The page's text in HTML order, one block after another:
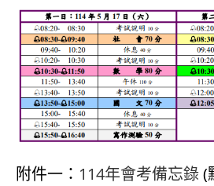
附件一： 114年會考備忘錄(